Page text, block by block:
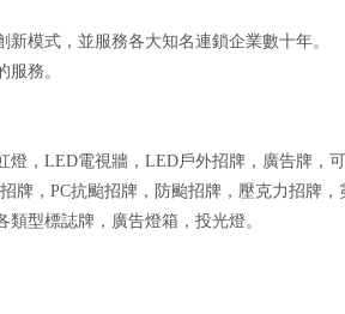
模式，並服務各大知名連鎖企業數十年。
務。
，LED電視牆，LED戶外招牌，廣告牌，
牌，PC抗颱招牌，防颱招牌，壓克力招牌
型標誌牌，廣告燈箱，投光燈。